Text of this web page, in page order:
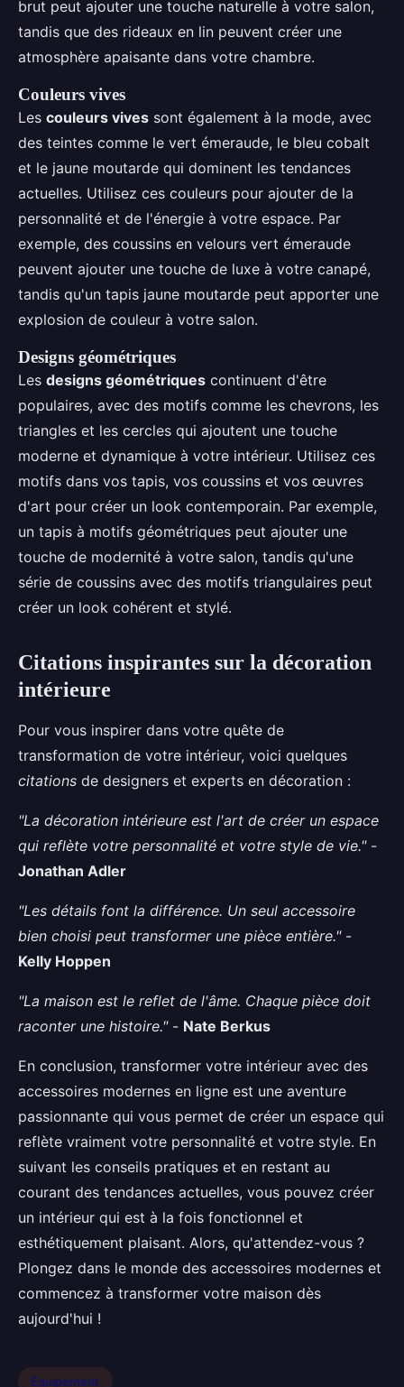
brut peut ajouter une touche naturelle à votre salon,
tandis que des rideaux en lin peuvent créer une
atmosphère apaisante dans votre chambre.
Couleurs vives
Les couleurs vives sont également à la mode, avec
des teintes comme le vert émeraude, le bleu cobalt
et le jaune moutarde qui dominent les tendances
actuelles. Utilisez ces couleurs pour ajouter de la
personnalité et de l'énergie à votre espace. Par
exemple, des coussins en velours vert émeraude
peuvent ajouter une touche de luxe à votre canapé,
tandis qu'un tapis jaune moutarde peut apporter une
explosion de couleur à votre salon.
Designs géométriques
Les designs géométriques continuent d'être
populaires, avec des motifs comme les chevrons, les
triangles et les cercles qui ajoutent une touche
moderne et dynamique à votre intérieur. Utilisez ces
motifs dans vos tapis, vos coussins et vos œuvres
d'art pour créer un look contemporain. Par exemple,
un tapis à motifs géométriques peut ajouter une
touche de modernité à votre salon, tandis qu'une
série de coussins avec des motifs triangulaires peut
créer un look cohérent et stylé.
Citations inspirantes sur la décoration
intérieure
Pour vous inspirer dans votre quête de
transformation de votre intérieur, voici quelques
citations de designers et experts en décoration :
"La décoration intérieure est l'art de créer un espace
qui reflète votre personnalité et votre style de vie."-
Jonathan Adler
"Les détails font la différence. Un seul accessoire
bien choisi peut transformer une pièce entière."-
Kelly Hoppen
"La maison est le reflet de l'âme. Chaque pièce doit
raconter une histoire."- Nate Berkus
En conclusion, transformer votre intérieur avec des
accessoires modernes en ligne est une aventure
passionnante qui vous permet de créer un espace qui
reflète vraiment votre personnalité et votre style. En
suivant les conseils pratiques et en restant au
courant des tendances actuelles, vous pouvez créer
un intérieur qui est à la fois fonctionnel et
esthétiquement plaisant. Alors, qu'attendez-vous ?
Plongez dans le monde des accessoires modernes et
commencez à transformer votre maison dès
aujourd'hui !
Équipement